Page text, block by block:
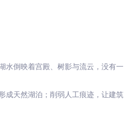
水倒映着宫殿、树影与流云，没有一
成天然湖泊；削弱人工痕迹，让建筑